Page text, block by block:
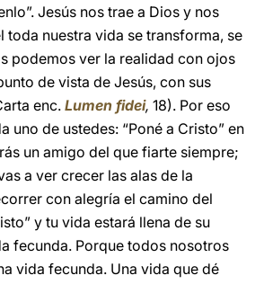
Jesús nos trae a Dios y nos
toda nuestra vida se transforma, se
podemos ver la realidad con ojos
de vista de Jesús, con sus
enc. Lumen fidei, 18). Por eso
uno de ustedes: “Poné a Cristo” en
un amigo del que fiarte siempre;
a ver crecer las alas de la
con alegría el camino del
y tu vida estará llena de su
fecunda. Porque todos nosotros
vida fecunda. Una vida que dé